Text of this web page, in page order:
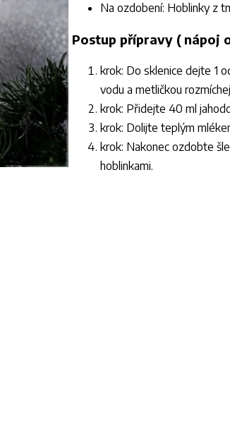
Na ozdobení: Hoblinky z
Postup přípravy ( nápoj
krok: Do sklenice dejte 1
vodu a metličkou
krok: Přidejte 40 ml
krok: Dolijte teplým
krok: Nakonec ozdobte
hoblinkami.